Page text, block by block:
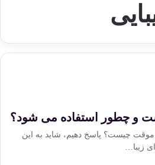
و چطور استفاده می شود؟
موقت چیست؟ پاسخ دهیم، شاید به این
زیبا…